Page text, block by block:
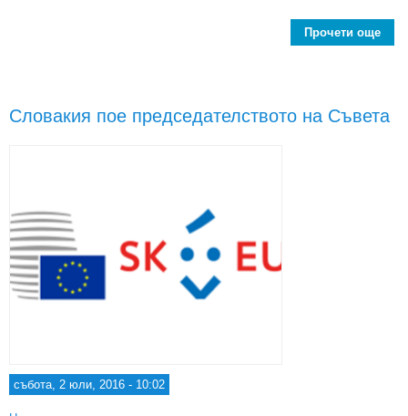
Прочети още
Словакия пое председателството на Съвета
събота, 2 юли, 2016 - 10:02